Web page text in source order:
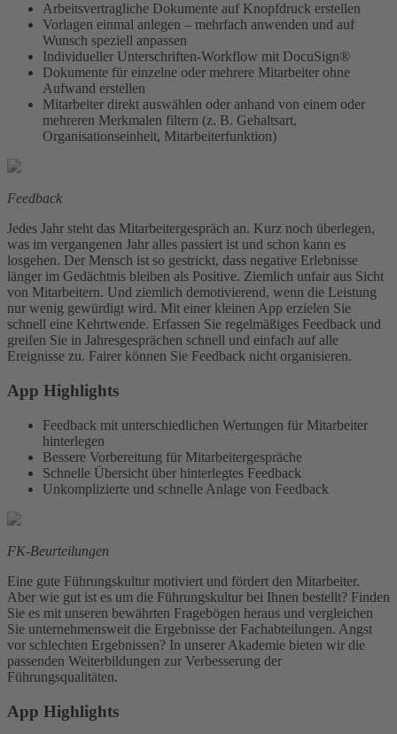
Arbeitsvertragliche Dokumente auf Knopfdruck erstellen
Vorlagen einmal anlegen – mehrfach anwenden und auf
Wunsch speziell anpassen
Individueller Unterschriften-Workflow mit DocuSign®
Dokumente für einzelne oder mehrere Mitarbeiter ohne
Aufwand erstellen
Mitarbeiter direkt auswählen oder anhand von einem oder
mehreren Merkmalen filtern (z. B. Gehaltsart,
Organisationseinheit, Mitarbeiterfunktion)
Feedback
Jedes Jahr steht das Mitarbeitergespräch an. Kurz noch überlegen,
was im vergangenen Jahr alles passiert ist und schon kann es
losgehen. Der Mensch ist so gestrickt, dass negative Erlebnisse
länger im Gedächtnis bleiben als Positive. Ziemlich unfair aus Sicht
von Mitarbeitern. Und ziemlich demotivierend, wenn die Leistung
nur wenig gewürdigt wird. Mit einer kleinen App erzielen Sie
schnell eine Kehrtwende. Erfassen Sie regelmäßiges Feedback und
greifen Sie in Jahresgesprächen schnell und einfach auf alle
Ereignisse zu. Fairer können Sie Feedback nicht organisieren.
App Highlights
Feedback mit unterschiedlichen Wertungen für Mitarbeiter
hinterlegen
Bessere Vorbereitung für Mitarbeitergespräche
Schnelle Übersicht über hinterlegtes Feedback
Unkomplizierte und schnelle Anlage von Feedback
FK-Beurteilungen
Eine gute Führungskultur motiviert und fördert den Mitarbeiter.
Aber wie gut ist es um die Führungskultur bei Ihnen bestellt? Finden
Sie es mit unseren bewährten Fragebögen heraus und vergleichen
Sie unternehmensweit die Ergebnisse der Fachabteilungen. Angst
vor schlechten Ergebnissen? In unserer Akademie bieten wir die
passenden Weiterbildungen zur Verbesserung der
Führungsqualitäten.
App Highlights